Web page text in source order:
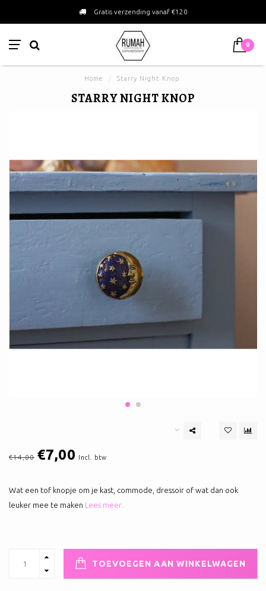
Gratis verzending vanaf €120
0
Home Starry Night Knop
STARRY NIGHT KNOP
€14,00 €7,00 Incl. btw
Wat een tof knopje om je kast, commode, dressoir of wat dan ook
leuker mee te maken Lees meer..
TOEVOEGEN AAN WINKELWAGEN